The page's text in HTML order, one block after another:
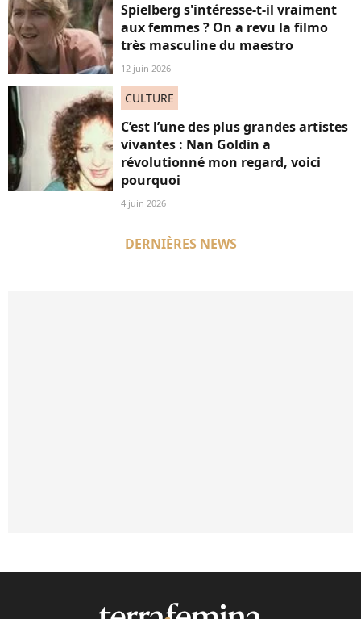
Spielberg s'intéresse-t-il vraiment
aux femmes ? On a revu la filmo
très masculine du maestro
12 juin 2026
CULTURE
C’est l’une des plus grandes artistes
vivantes : Nan Goldin a
révolutionné mon regard, voici
pourquoi
4 juin 2026
DERNIÈRES NEWS